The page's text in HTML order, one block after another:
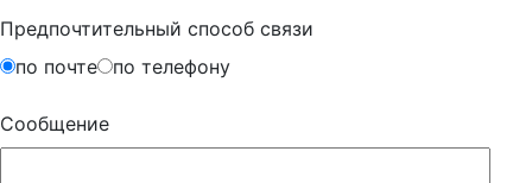
Предпочтительный способ связи
по почте
по телефону
Сообщение